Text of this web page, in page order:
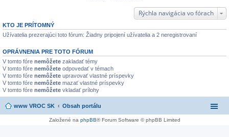
Rýchla navigácia vo fórach
KTO JE PRÍTOMNÝ
Užívatelia prezerajúci toto fórum: Žiadny pripojení užívatelia a 2 neregistrovaní
OPRÁVNENIA PRE TOTO FÓRUM
V tomto fóre nemôžete zakladať témy
V tomto fóre nemôžete odpovedať v témach
V tomto fóre nemôžete upravovať vlastné príspevky
V tomto fóre nemôžete mazať vlastné príspevky
V tomto fóre nemôžete vkladať prílohy
www VROC SK Obsah portálu
Založené na phpBB® Forum Software © phpBB Limited